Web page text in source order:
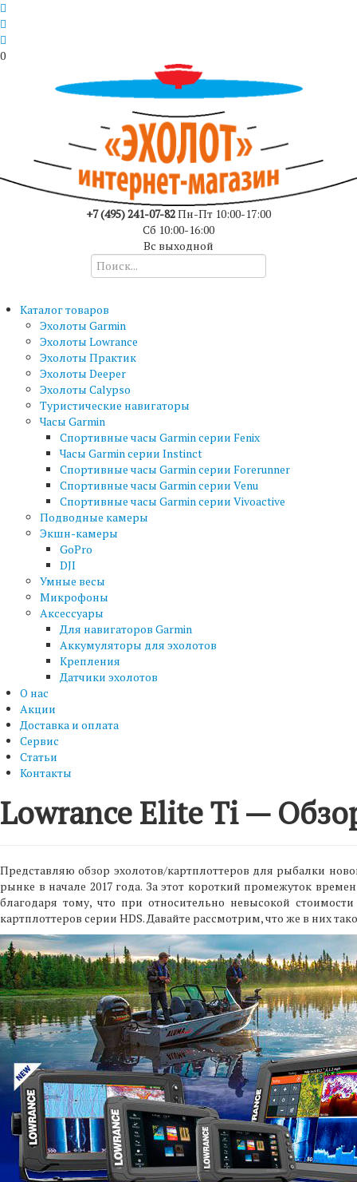
0
+7 (495) 241-07-82Пн-Пт 10:00-17:00
Сб 10:00-16:00
Вс выходной
Каталог товаров
Эхолоты Garmin
Эхолоты Lowrance
Эхолоты Практик
Эхолоты Deeper
Эхолоты Calypso
Туристические навигаторы
Часы Garmin
Спортивные часы Garmin серии Fenix
Часы Garmin серии Instinct
Спортивные часы Garmin серии Forerunner
Спортивные часы Garmin серии Venu
Спортивные часы Garmin серии Vivoactive
Подводные камеры
Экшн-камеры
GoPro
DJI
Умные весы
Микрофоны
Аксессуары
Для навигаторов Garmin
Аккумуляторы для эхолотов
Крепления
Датчики эхолотов
О нас
Акции
Доставка и оплата
Сервис
Статьи
Контакты
Lowrance Elite Ti —
Представляю обзор эхолотов/картплоттеров для рыбалки
рынке в начале 2017 года. За этот короткий промежуток
благодаря тому, что при относительно невысокой
картплоттеров серии HDS. Давайте рассмотрим, что же в них